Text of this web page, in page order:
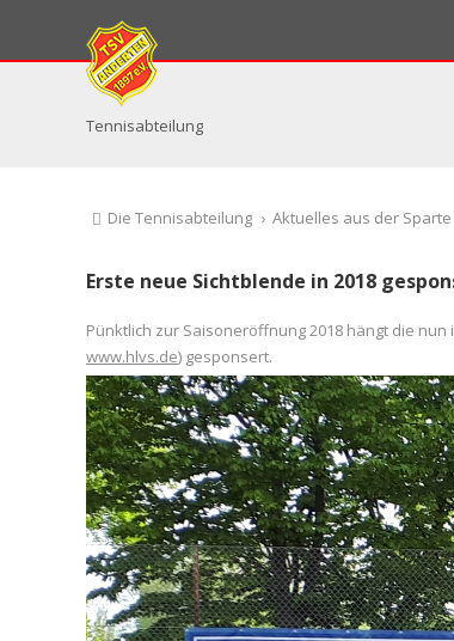
Tennisabteilung
Die Tennisabteilung › Aktuelles aus der Sparte
Erste neue Sichtblende in 2018
Pünktlich zur Saisoneröffnung 2018 hängt die
www.hlvs.de) gesponsert.